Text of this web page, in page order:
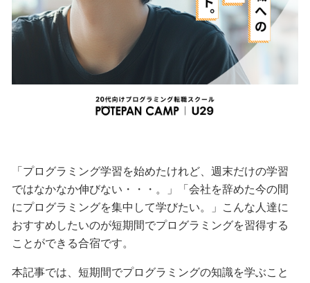
「プログラミング学習を始めたけれど、週末だけの学習
ではなかなか伸びない・・・。」「会社を辞めた今の間
にプログラミングを集中して学びたい。」こんな人達に
おすすめしたいのが短期間でプログラミングを習得する
ことができる合宿です。
本記事では、短期間でプログラミングの知識を学ぶこと